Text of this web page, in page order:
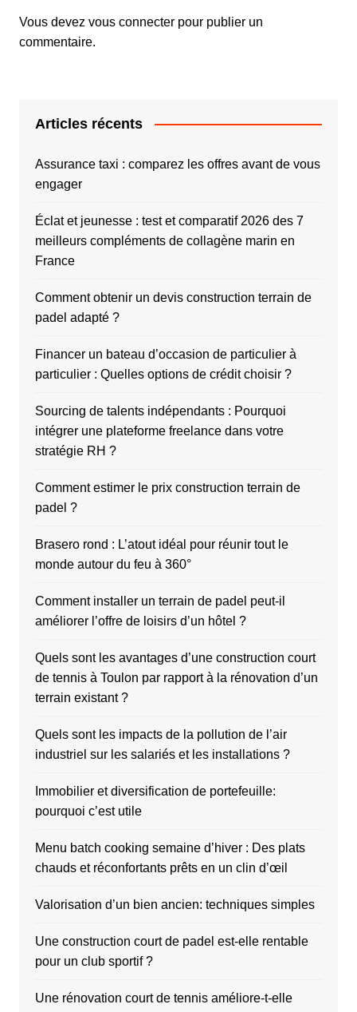
Vous devez vous connecterpour publier un
commentaire.
Articles récents
Assurance taxi : comparez les offres avant de vous
engager
Éclat et jeunesse : test et comparatif 2026 des 7
meilleurs compléments de collagène marin en
France
Comment obtenir un devis construction terrain de
padel adapté ?
Financer un bateau d’occasion de particulier à
particulier : Quelles options de crédit choisir ?
Sourcing de talents indépendants : Pourquoi
intégrer une plateforme freelance dans votre
stratégie RH ?
Comment estimer le prix construction terrain de
padel ?
Brasero rond : L’atout idéal pour réunir tout le
monde autour du feu à 360°
Comment installer un terrain de padel peut-il
améliorer l’offre de loisirs d’un hôtel ?
Quels sont les avantages d’une construction court
de tennis à Toulon par rapport à la rénovation d’un
terrain existant ?
Quels sont les impacts de la pollution de l’air
industriel sur les salariés et les installations ?
Immobilier et diversification de portefeuille:
pourquoi c’est utile
Menu batch cooking semaine d’hiver : Des plats
chauds et réconfortants prêts en un clin d’œil
Valorisation d’un bien ancien: techniques simples
Une construction court de padel est-elle rentable
pour un club sportif ?
Une rénovation court de tennis améliore-t-elle